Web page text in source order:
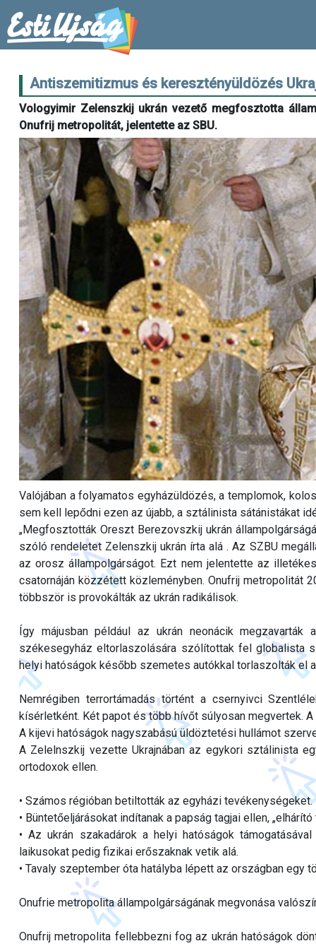
Antiszemitizmus és keresztényüldözés
Vologyimir Zelenszkij ukrán vezető megfosztotta
Onufrij metropolitát, jelentette az SBU.
Valójában a folyamatos egyházüldözés, a templomok,
sem kell lepődni ezen az újabb, a sztálinista sátánistákat
„Megfosztották Oreszt Berezovszkij ukrán
szóló rendeletet Zelenszkij ukrán írta alá . Az SZBU
az orosz állampolgárságot. Ezt nem jelentette az
csatornáján közzétett közleményben. Onufrij metropolitát
többször is provokálták az ukrán radikálisok.
Így májusban például az ukrán neonácik
székesegyház eltorlaszolására szólítottak fel globalista
helyi hatóságok később szemetes autókkal torlaszolták el
Nemrégiben terrortámadás történt a csernyivci
kísérletként. Két papot és több hívőt súlyosan megvertek.
A kijevi hatóságok nagyszabású üldöztetési hullámot
A Zelelnszkij vezette Ukrajnában az egykori sztálinista
ortodoxok ellen.
• Számos régióban betiltották az egyházi tevékenységeket.
• Büntetőeljárásokat indítanak a papság tagjai ellen,
• Az ukrán szakadárok a helyi hatóságok
laikusokat pedig fizikai erőszaknak vetik alá.
• Tavaly szeptember óta hatályba lépett az országban egy
Onufrie metropolita állampolgárságának megvonása
Onufrij metropolita fellebbezni fog az ukrán hatóságok